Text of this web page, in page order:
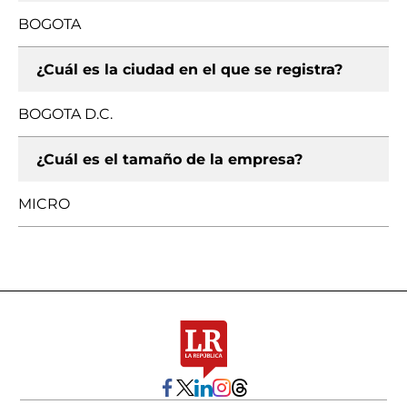
BOGOTA
¿Cuál es la ciudad en el que se registra?
BOGOTA D.C.
¿Cuál es el tamaño de la empresa?
MICRO